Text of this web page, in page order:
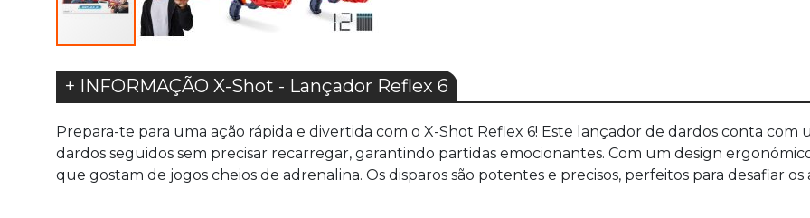
+ INFORMAÇÃO X-Shot - Lançador Reflex 6
Prepara-te para uma ação rápida e divertida com o X-Shot Reflex 6! Este lançador de dardos conta
dardos seguidos sem precisar recarregar, garantindo partidas emocionantes. Com um design
que gostam de jogos cheios de adrenalina. Os disparos são potentes e precisos, perfeitos para desafiar